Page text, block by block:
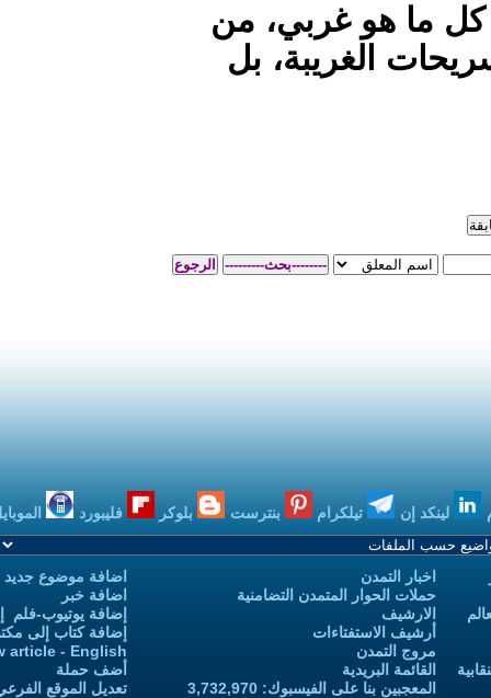
من
بل
بنترست بلوكر فليبورد الموبايل بودكاست
التضامنية
اضافة خبر
إضافة يوتيوب-فلم إلى يوتيوب التمدن
Add new article - English
تعديل الموقع الفرعي للكاتب-ة